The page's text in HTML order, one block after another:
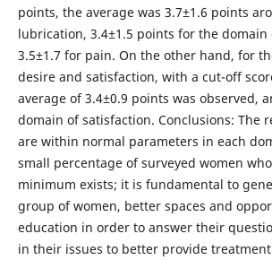
points, the average was 3.7±1.6 points
lubrication, 3.4±1.5 points for the domain
3.5±1.7 for pain. On the other hand, for
desire and satisfaction, with a cut-off
average of 3.4±0.9 points was observed,
domain of satisfaction. Conclusions: The
are within normal parameters in each
small percentage of surveyed women
minimum exists; it is fundamental to
group of women, better spaces and
education in order to answer their
in their issues to better provide